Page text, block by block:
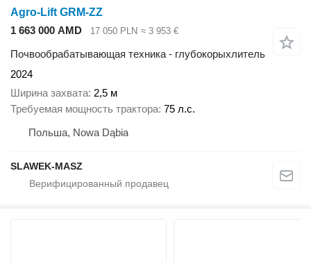
Agro-Lift GRM-ZZ
1 663 000 AMD
17 050 PLN ≈ 3 953 €
Почвообрабатывающая техника - глубокорыхлитель
2024
Ширина захвата 2,5 м
Требуемая мощность трактора 75 л.с.
Польша, Nowa Dąbia
SLAWEK-MASZ